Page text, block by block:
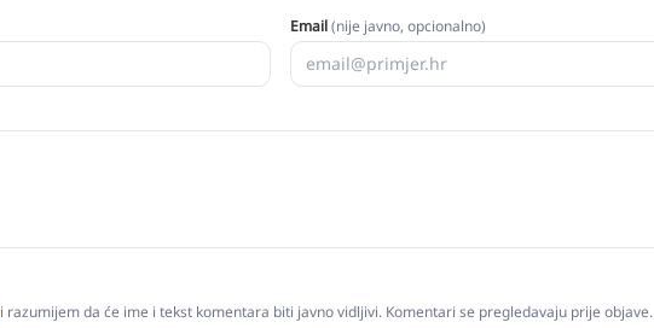
Email(nije javno, opcionalno)
i razumijem da će ime i tekst komentara biti javno vidljivi. Komentari se pregledavaju prije objave.